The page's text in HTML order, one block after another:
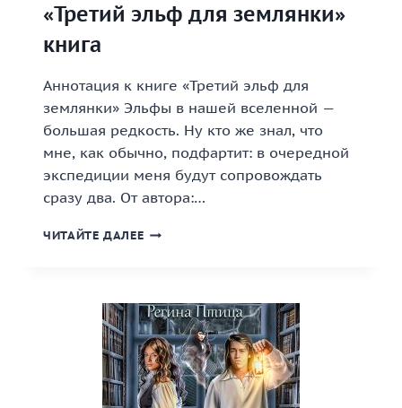
«Третий эльф для землянки»
книга
Аннотация к книге «Третий эльф для
землянки» Эльфы в нашей вселенной —
большая редкость. Ну кто же знал, что
мне, как обычно, подфартит: в очередной
экспедиции меня будут сопровождать
сразу два. От автора:…
ЧИТАЙТЕ ДАЛЕЕ «ТРЕТИЙ
КНИГА